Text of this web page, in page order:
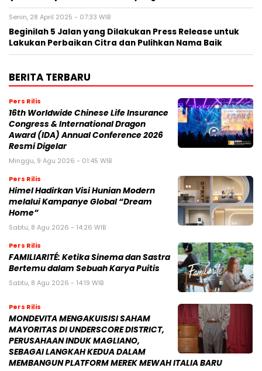
Senin, 28 April 2025 - 07:33 WIB
Beginilah 5 Jalan yang Dilakukan Press Release untuk
Lakukan Perbaikan Citra dan Pulihkan Nama Baik
BERITA TERBARU
Pers Rilis
16th Worldwide Chinese Life Insurance
Congress & International Dragon
Award (IDA) Annual Conference 2026
Resmi Digelar
Minggu, 9 Agu 2026 - 01:45 WIB
Pers Rilis
Himel Hadirkan Visi Hunian Modern
melalui Kampanye Global “Dream
Home”
Sabtu, 8 Agu 2026 - 14:26 WIB
Pers Rilis
FAMILIARITÉ: Ketika Sinema dan Sastra
Bertemu dalam Sebuah Karya Puitis
Sabtu, 8 Agu 2026 - 14:19 WIB
Pers Rilis
MONDEVITA MENGAKUISISI SAHAM
MAYORITAS DI UNDERSCORE DISTRICT,
PERUSAHAAN INDUK MAGLIANO,
SEBAGAI LANGKAH KEDUA DALAM
MEMBANGUN PLATFORM MEREK MEWAH ITALIA BARU